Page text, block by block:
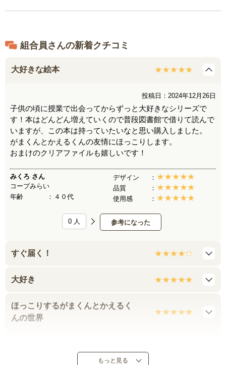
組合員さんの新着クチコミ
大好きな絵本
投稿日：2024年12月26日
子供の頃に授業で出会ってからずっと大好きなシリーズで
す！本はどんどん増えていくので普段図書館で借りて読んで
いますが、この本は持っていたいなと思い購入しました。
がまくんとかえるくんの友情にほっこりします。
おまけのクリアファイルも嬉しいです！
みくろ さん
コープみらい
年齢
４０代
デザイン
品質
使用感
参考になった
0 人
すぐ届く！
大好き
ほっこりするがまくんとかえるく
んの世界
もっと見る